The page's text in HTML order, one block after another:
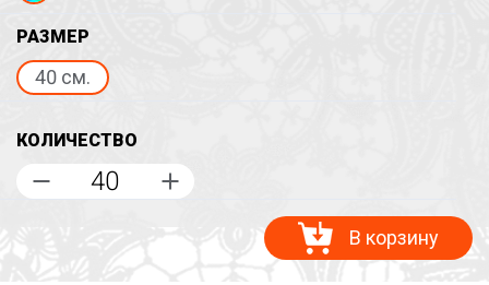
РАЗМЕР
40 см.
КОЛИЧЕСТВО
В корзину